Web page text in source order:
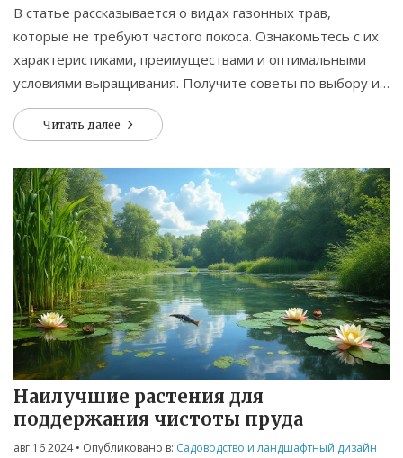
В статье рассказывается о видах газонных трав,
которые не требуют частого покоса. Ознакомьтесь с их
характеристиками, преимуществами и оптимальными
условиями выращивания. Получите советы по выбору и
уходу за такими газонами, чтобы минимизировать
трудозатраты.
Читать далее
Наилучшие растения для
поддержания чистоты пруда
авг 16 2024• Опубликовано в: Садоводство и ландшафтный дизайн